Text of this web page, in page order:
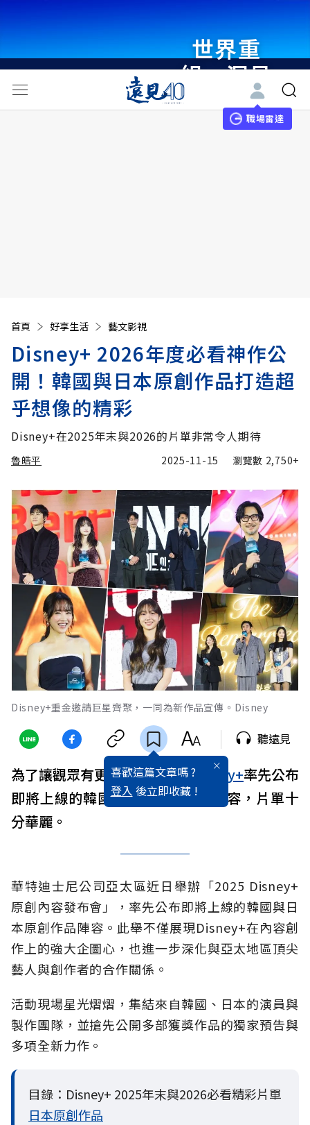
世界重
組・洞見
未來 與
世界領袖
職場雷達
首頁 好享生活 藝文影視
Disney+ 2026年度必看神作公
開！韓國與日本原創作品打造超
乎想像的精彩
Disney+在2025年末與2026的片單非常令人期待
魯皓平 2025-11-15 瀏覽數 2,750+
Disney+重金邀請巨星齊聚，一同為新作品宣傳。Disney
喜歡這篇文章嗎 ?
登入 後立即收藏 !
聽遠見
為了讓觀眾有更深刻的期待，Disney+率先公布
即將上線的韓國與日本原創作品陣容，片單十
分華麗。
華特迪士尼公司亞太區近日舉辦「2025 Disney+
原創內容發布會」，率先公布即將上線的韓國與日
本原創作品陣容。此舉不僅展現Disney+在內容創
作上的強大企圖心，也進一步深化與亞太地區頂尖
藝人與創作者的合作關係。
活動現場星光熠熠，集結來自韓國、日本的演員與
製作團隊，並搶先公開多部獲獎作品的獨家預告與
多項全新力作。
目錄：Disney+ 2025年末與2026必看精彩片單
日本原創作品